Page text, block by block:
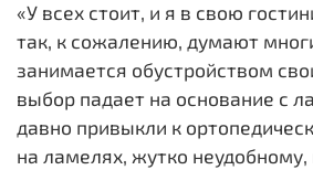
«У всех стоит, и я в свою
так, к сожалению, думают
занимается обустройством
выбор падает на основание с
давно привыкли к
на ламелях, жутко